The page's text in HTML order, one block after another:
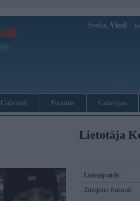
Sveiks, Viesi!
Galvenā Forums Galerijas
Lietotāja
Lietotājvārds:
Ziņojumi forumā: